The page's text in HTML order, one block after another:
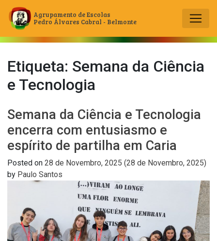
Main Navigation
Agrupamento de Escolas
Pedro Álvares Cabral - Belmonte
Etiqueta: Semana da Ciência
e Tecnologia
Semana da Ciência e Tecnologia
encerra com entusiasmo e
espírito de partilha em Caria
Posted on 28 de Novembro, 2025 (28 de Novembro, 2025)
by Paulo Santos